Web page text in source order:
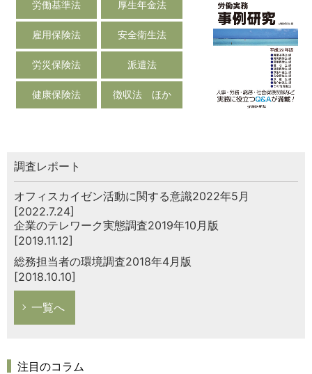
労働基準法 厚生年金法
雇用保険法 安全衛生法
労災保険法 派遣法
健康保険法 徴収法 ほか
調査レポート
オフィスカイゼン活動に関する意識2022年5月
[2022.7.24]
企業のテレワーク実態調査2019年10月版
[2019.11.12]
総務担当者の環境調査2018年4月版
[2018.10.10]
一覧へ
注目のコラム